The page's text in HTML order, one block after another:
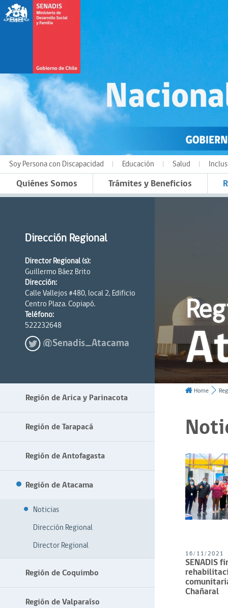
Soy Persona con Discapacidad Educación Salud
Quiénes Somos Trámites y Beneficios
Dirección Regional
Director Regional (s):
Guillermo Báez Brito
Dirección:
Calle Vallejos #480, local 2, Edificio
Centro Plaza. Copiapó.
Teléfono:
522232648
@Senadis_Atacama
Región de Arica y Parinacota
Región de Tarapacá
Región de Antofagasta
Región de Atacama
Noticias
Dirección Regional
Director Regional
Región de Coquimbo
Región de Valparaíso
Home
16/11/2021
SENADIS
Chañaral